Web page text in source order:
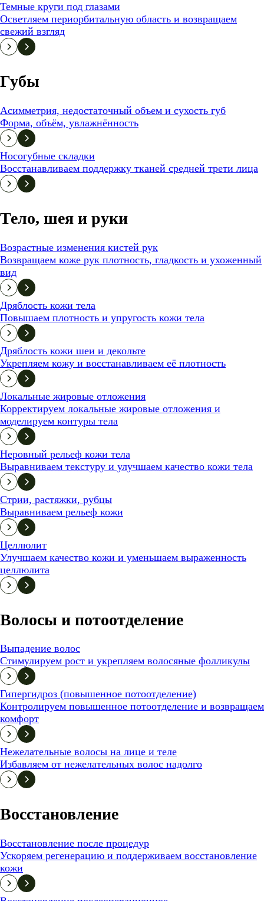
Темные круги под глазами
Осветляем периорбитальную область и возвращаем
свежий взгляд
Губы
Асимметрия, недостаточный объем и сухость губ
Форма, объём, увлажнённость
Носогубные складки
Восстанавливаем поддержку тканей средней трети лица
Тело, шея и руки
Возрастные изменения кистей рук
Возвращаем коже рук плотность, гладкость и ухоженный
вид
Дряблость кожи тела
Повышаем плотность и упругость кожи тела
Дряблость кожи шеи и декольте
Укрепляем кожу и восстанавливаем её плотность
Локальные жировые отложения
Корректируем локальные жировые отложения и
моделируем контуры тела
Неровный рельеф кожи тела
Выравниваем текстуру и улучшаем качество кожи тела
Стрии, растяжки, рубцы
Выравниваем рельеф кожи
Целлюлит
Улучшаем качество кожи и уменьшаем выраженность
целлюлита
Волосы и потоотделение
Выпадение волос
Стимулируем рост и укрепляем волосяные фолликулы
Гипергидроз (повышенное потоотделение)
Контролируем повышенное потоотделение и возвращаем
комфорт
Нежелательные волосы на лице и теле
Избавляем от нежелательных волос надолго
Восстановление
Восстановление после процедур
Ускоряем регенерацию и поддерживаем восстановление
кожи